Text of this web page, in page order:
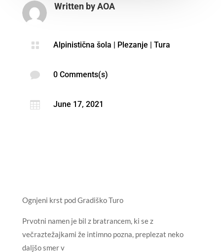
Written byAOA
 Alpinistična šola | Plezanje | Tura
 0 Comments(s)
 June 17, 2021
Ognjeni krst pod Gradiško Turo
Prvotni namen je bil z bratrancem, ki se z
večraztežajkami že intimno pozna, preplezat neko
daljšo smer v